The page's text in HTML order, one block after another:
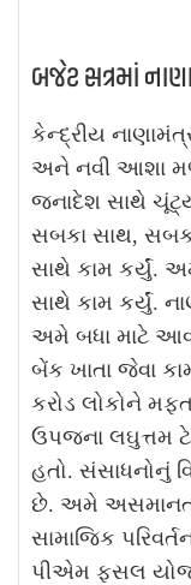
બજેટ સત્રમાં
કેન્દ્રીય
અને નવી આશા
જનાદેશ સાથે
સબકા સાથ,
સાથે કામ કર્યું.
સાથે કામ કર્યું.
અમે બધા માટે
બેંક ખાતા જેવા
કરોડ લોકોને
ઉપજના લઘુત્તમ
હતો. સંસાધનોનું
છે. અમે
સામાજિક
પીએમ ફસલ